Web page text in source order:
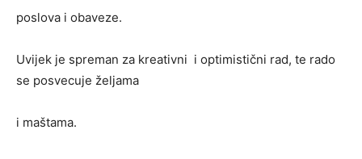
poslova i obaveze.
Uvijek je spreman za kreativni i optimistični rad, te rado
se posvecuje željama
i maštama.